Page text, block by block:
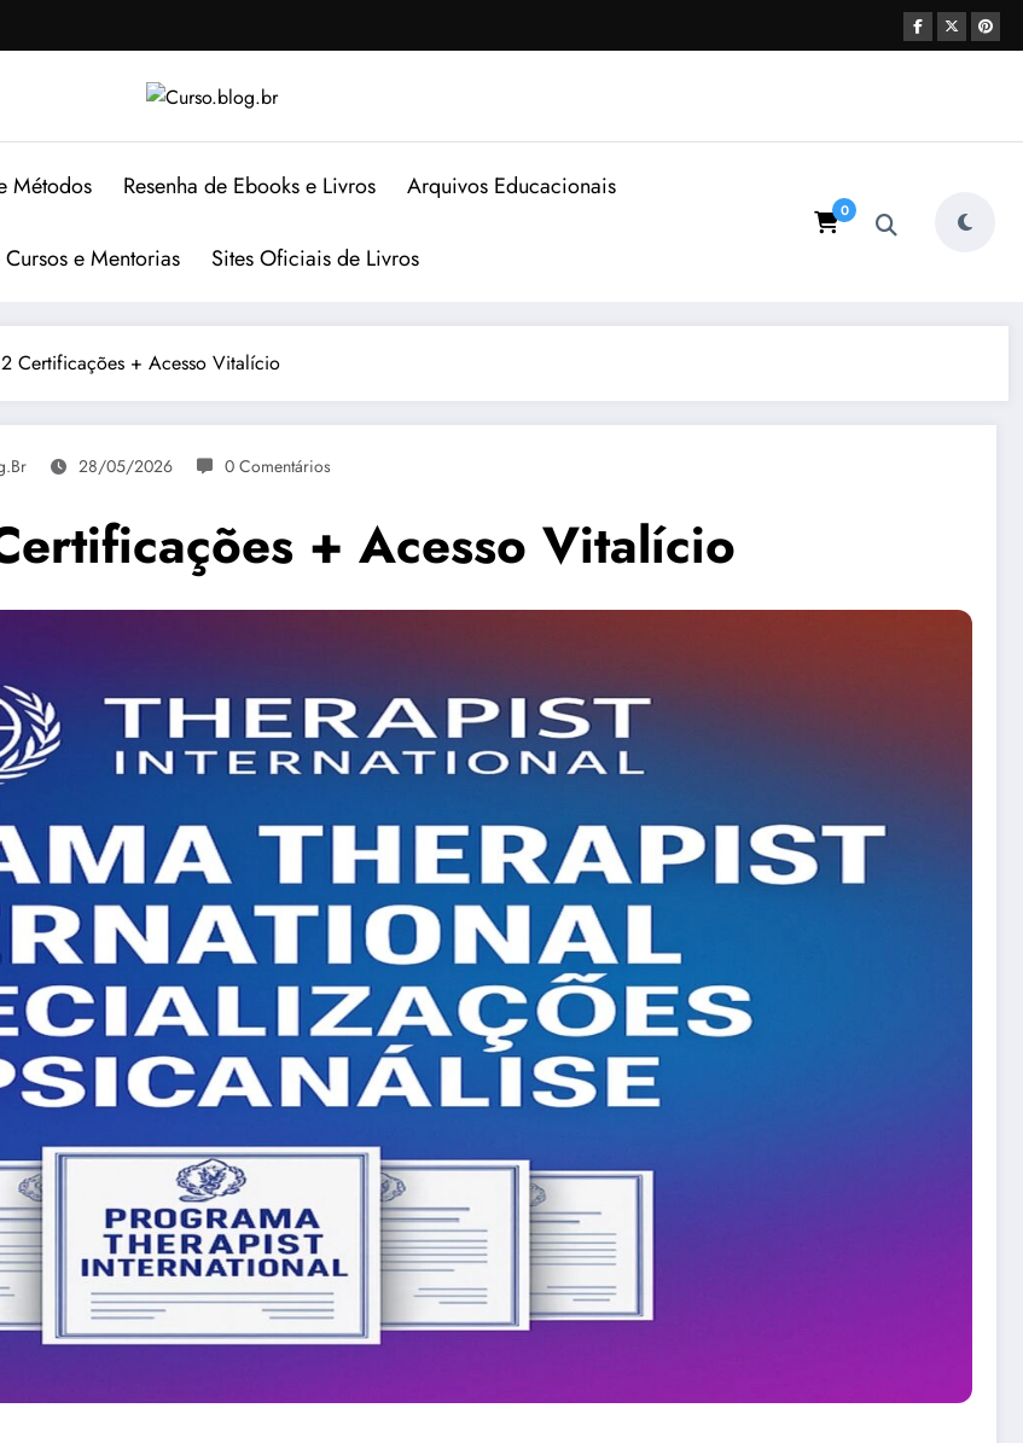
Métodos Resenha de Ebooks e Livros Arquivos Educacionais
e Mentorias Sites Oficiais de Livros
0
Certificações + Acesso Vitalício
28/05/2026 0 Comentários
+ Acesso Vitalício